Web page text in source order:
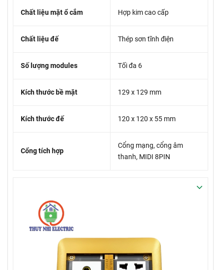
Chất liệu mặt ổ cắm Hợp kim cao cấp
Chất liệu đế Thép sơn tĩnh điện
Số lượng modules Tối đa 6
Kích thước bề mặt 129 x 129 mm
Kích thước đế 120 x 120 x 55 mm
Cổng tích hợp
Cổng mạng, cổng âm
thanh, MIDI 8PIN